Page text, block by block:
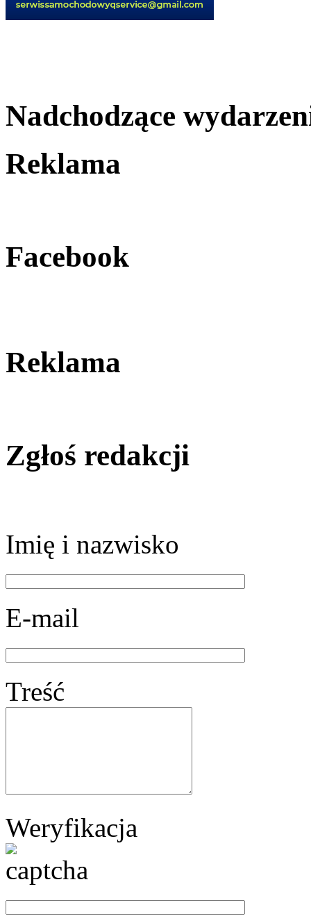
Nadchodzące
Reklama
Facebook
Reklama
Zgłoś redakcji
Imię i nazwisko
E-mail
Treść
Weryfikacja